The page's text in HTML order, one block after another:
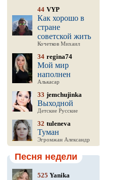
44 VYP
Как хорошо в
стране
советской жить
Кочетков Михаил
34 regina74
Мой мир
наполнен
Алькасар
33 jemchujinka
Выходной
Детские Русские
32 tuleneva
Туман
Эгромжан Александр
Песня недели
525 Yanika